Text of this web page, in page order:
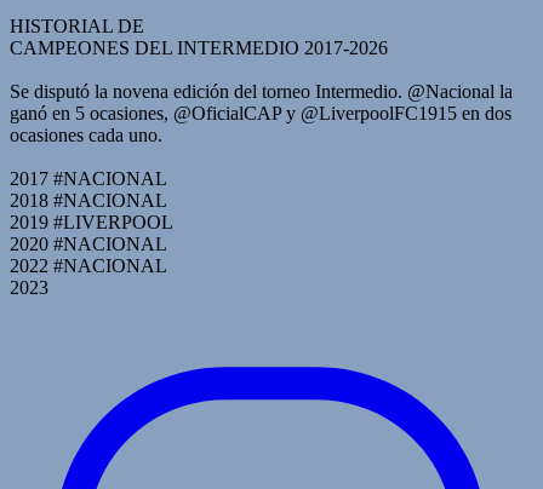
HISTORIAL DE
CAMPEONES DEL INTERMEDIO 2017-2026
Se disputó la novena edición del torneo Intermedio. @Nacional la
ganó en 5 ocasiones, @OficialCAP y @LiverpoolFC1915 en dos
ocasiones cada uno.
2017 #NACIONAL
2018 #NACIONAL
2019 #LIVERPOOL
2020 #NACIONAL
2022 #NACIONAL
2023